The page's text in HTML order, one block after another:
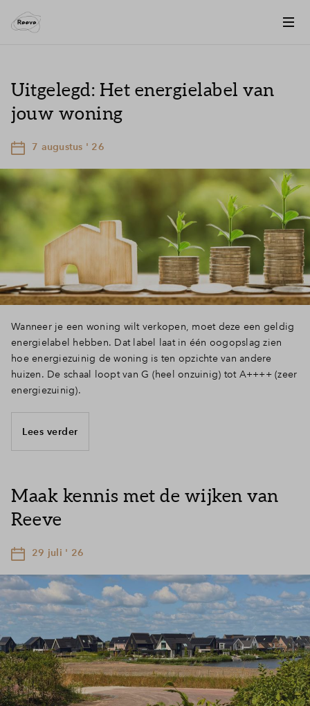
Inloggen
Uitgelegd: Het energielabel van
jouw woning
7 augustus ' 26
Wanneer je een woning wilt verkopen, moet deze een geldig
energielabel hebben. Dat label laat in één oogopslag zien
hoe energiezuinig de woning is ten opzichte van andere
huizen. De schaal loopt van G (heel onzuinig) tot A++++ (zeer
energiezuinig).
Lees verder
Maak kennis met de wijken van
Reeve
29 juli ' 26